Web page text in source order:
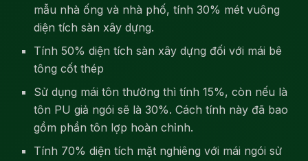
mẫu nhà ống và nhà phố, tính 30% mét vuông
diện tích sàn xây dựng.
Tính 50% diện tích sàn xây dựng đối với mái bê
tông cốt thép
Sử dụng mái tôn thường thì tính 15%, còn nếu là
tôn PU giả ngói sẽ là 30%. Cách tính này đã bao
gồm phần tôn lợp hoàn chỉnh.
Tính 70% diện tích mặt nghiêng với mái ngói sử